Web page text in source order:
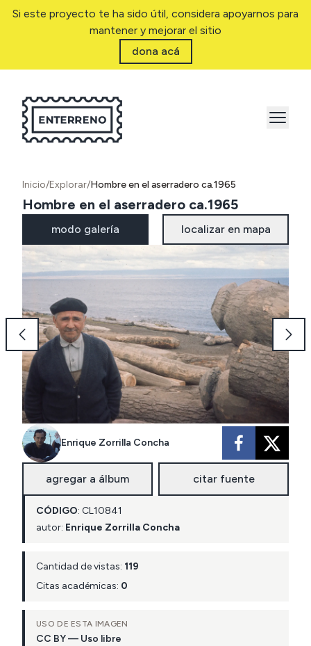
Si este proyecto te ha sido útil, considera apoyarnos para
mantener y mejorar el sitio
dona acá
Inicio/Explorar/Hombre en el aserradero ca.1965
Hombre en el aserradero ca.1965
modo galería localizar en mapa
Enrique Zorrilla Concha
agregar a álbum citar fuente
CÓDIGO: CL10841
autor: Enrique Zorrilla Concha
Cantidad de vistas: 119
Citas académicas: 0
USO DE ESTA IMAGEN
CC BY — Uso libre